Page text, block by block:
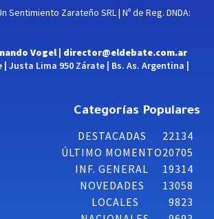
Sentimiento Zarateño SRL | Nº de Reg. DNDA:
Vogel | director@eldebate.com.ar
Justa Lima 950 Zárate | Bs. As. Argentina |
Categorías Populares
DESTACADAS
22134
ÚLTIMO MOMENTO20705
INF. GENERAL
19314
NOVEDADES
13058
LOCALES
9823